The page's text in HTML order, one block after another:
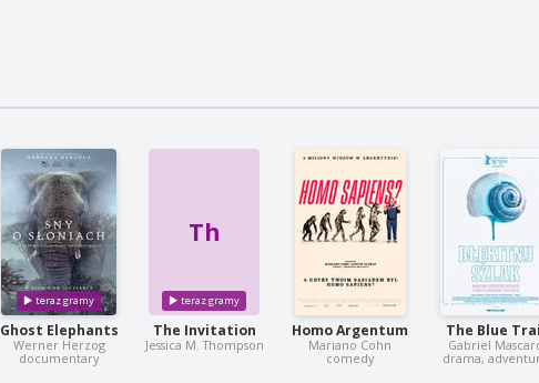
Ghost Elephants
Werner Herzog
documentary
Th
The Invitation
Jessica M. Thompson
Homo Argentum
Mariano Cohn
comedy
The Blue
Gabriel
drama,